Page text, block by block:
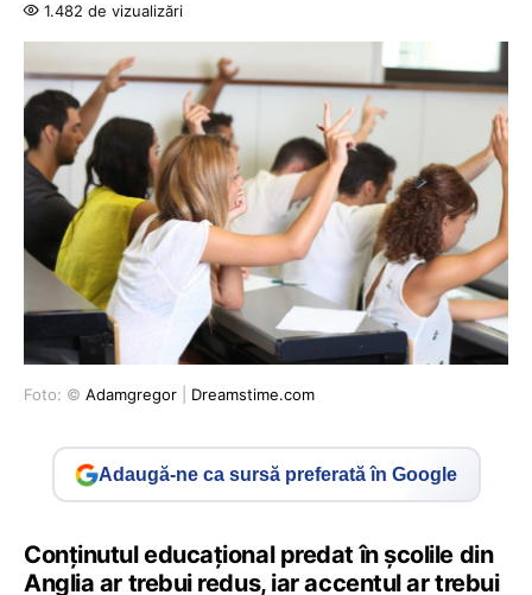
1.482 de vizualizări
Foto: © Adamgregor Dreamstime.com
Adaugă-ne ca sursă preferată în Google
Conținutul educațional predat în școlile din
Anglia ar trebui redus, iar accentul ar trebui